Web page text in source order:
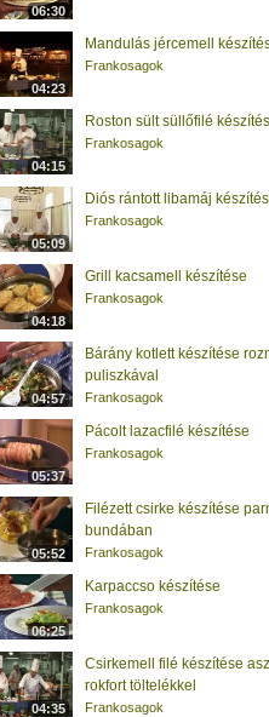
06:30
04:23
Mandulás jércemell
Frankosagok
04:15
Roston sült süllőfilé
Frankosagok
05:09
Diós rántott libamáj
Frankosagok
04:18
Grill kacsamell készítése
Frankosagok
04:57
Bárány kotlett készítése
puliszkával
Frankosagok
05:37
Pácolt lazacfilé készítése
Frankosagok
05:52
Filézett csirke készítése
bundában
Frankosagok
06:25
Karpaccso készítése
Frankosagok
04:35
Csirkemell filé készítése
rokfort töltelékkel
Frankosagok